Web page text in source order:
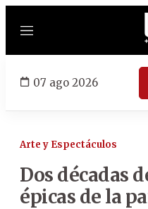
Menú
07 ago 2026
Arte y Espectáculos
Dos décadas
épicas de la